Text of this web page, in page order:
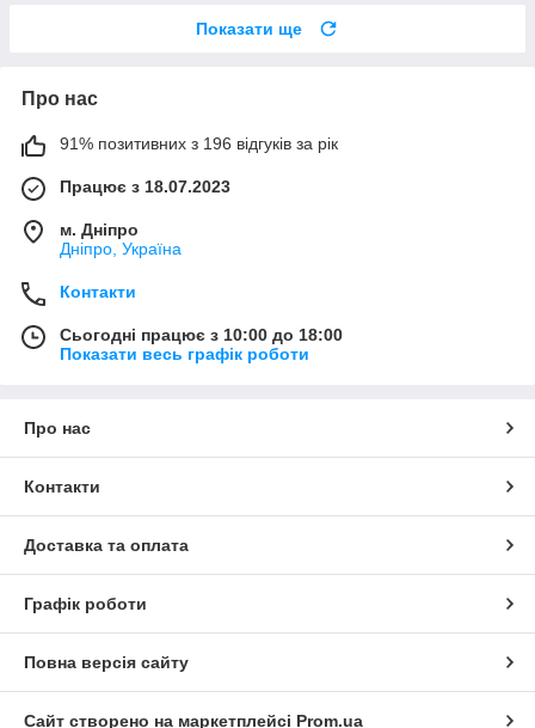
Показати ще
Про нас
91% позитивних з 196 відгуків за рік
Працює з 18.07.2023
м. Дніпро
Дніпро, Україна
Контакти
Сьогодні працює з 10:00 до 18:00
Показати весь графік роботи
Про нас
Контакти
Доставка та оплата
Графік роботи
Повна версія сайту
Сайт створено на маркетплейсі Prom.ua